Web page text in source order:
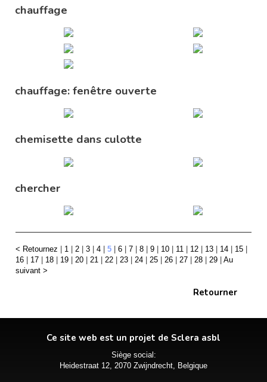
chauffage
chauffage: fenêtre ouverte
chemisette dans culotte
chercher
< Retournez | 1 | 2 | 3 | 4 | 5 | 6 | 7 | 8 | 9 | 10 | 11 | 12 | 13 | 14 | 15 |
16 | 17 | 18 | 19 | 20 | 21 | 22 | 23 | 24 | 25 | 26 | 27 | 28 | 29 | Au
suivant >
Retourner
Ce site web est un projet de Sclera asbl
Siège social:
Heidestraat 12, 2070 Zwijndrecht, Belgique